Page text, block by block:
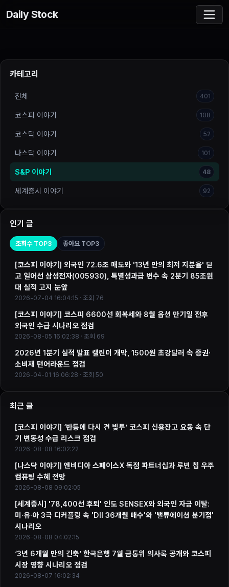
Daily Stock
카테고리
전체 401
코스피 이야기 108
코스닥 이야기 52
나스닥 이야기 101
S&P 이야기 48
세계증시 이야기 92
인기 글
조회수 TOP3 좋아요 TOP3
[코스피 이야기] 외국인 72.6조 매도와 '13년 만의 최저 지분율' 딛
고 일어선 삼성전자(005930), 특별성과급 변수 속 2분기 85조원
대 실적 고지 눈앞
2026-07-04 16:04:15 · 조회 76
[코스피 이야기] 코스피 6600선 회복세와 8월 옵션 만기일 전후
외국인 수급 시나리오 점검
2026-08-05 16:02:38 · 조회 69
2026년 1분기 실적 발표 캘린더 개막, 1500원 초강달러 속 증권·
소비재 턴어라운드 점검
2026-04-01 16:06:28 · 조회 50
최근 글
[코스피 이야기] ‘반등에 다시 켠 빚투’ 코스피 신용잔고 요동 속 단
기 변동성 수급 리스크 점검
2026-08-08 16:02:22
[나스닥 이야기] 엔비디아 스페이스X 독점 파트너십과 루빈 칩 우주
컴퓨팅 수혜 전망
2026-08-08 09:02:05
[세계증시] '78,400선 후퇴' 인도 SENSEX와 외국인 자금 이탈:
미·유·아 3극 디커플링 속 'DII 36개월 매수'와 '밸류에이션 분기점'
시나리오
2026-08-08 04:02:15
‘3년 6개월 만의 긴축’ 한국은행 7월 금통위 의사록 공개와 코스피
시장 영향 시나리오 점검
2026-08-07 16:02:34